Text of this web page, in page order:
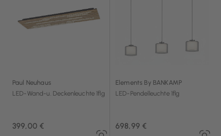
Paul Neuhaus
LED-Wand-u. Deckenleuchte 1flg
399,00 €
Elements By BANKAMP
LED-Pendelleuchte 1flg
698,99 €